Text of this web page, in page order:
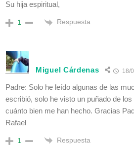
Su hija espiritual,
1 Respuesta
Miguel Cárdenas 18/
Padre: Solo he leído algunas de las
escribió, solo he visto un puñado de
cuánto bien me han hecho. Gracias
Rafael
1 Respuesta